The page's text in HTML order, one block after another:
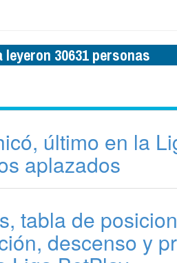
30631 personas
último en la
aplazados
tabla de
descenso y